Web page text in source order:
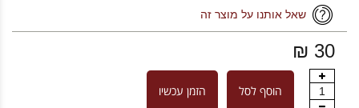
שאל אותנו על מוצר זה
30 ₪
1 הוסף לסל הזמן עכשיו